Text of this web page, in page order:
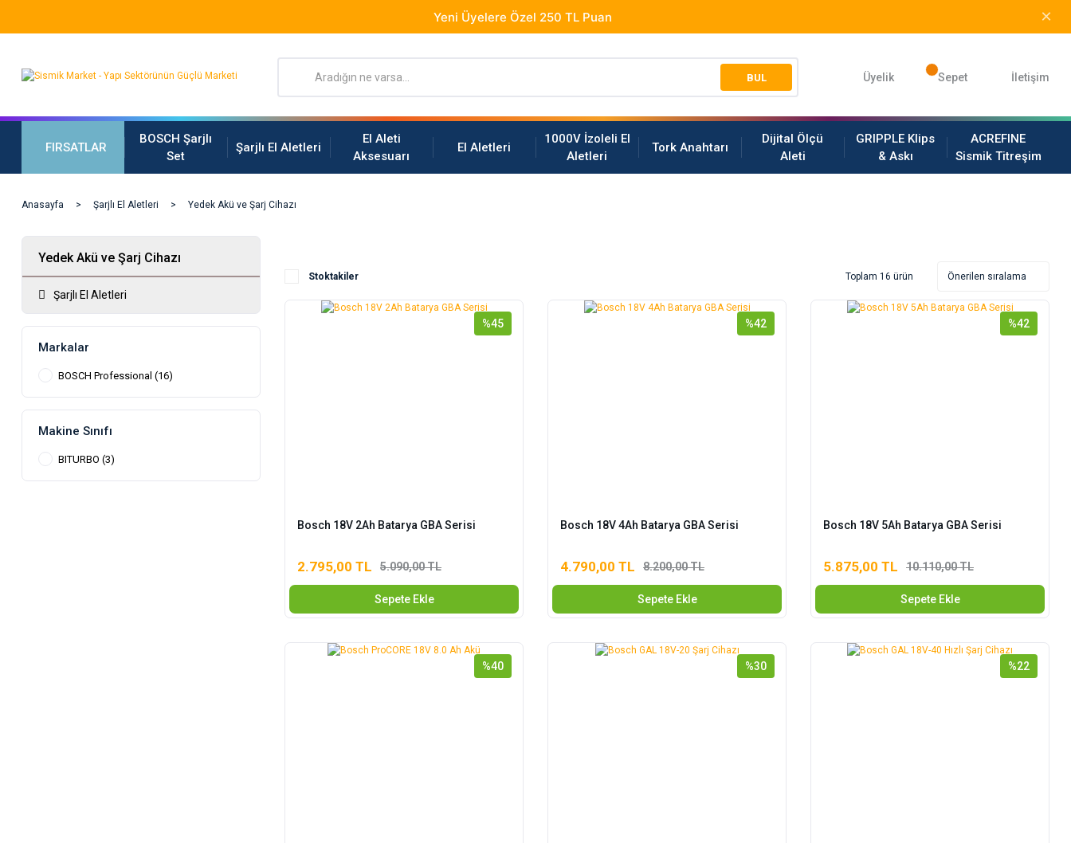
BUL Üyelik Sepet İletişim
FIRSATLAR
BOSCH Şarjlı
Set
Şarjlı El Aletleri
El Aleti
Aksesuarı
El Aletleri
1000V İzoleli El
Aletleri
Tork Anahtarı
Dijital Ölçü
Aleti
GRIPPLE Klips
& Askı
ACREFINE
Sismik Titreşim
Anasayfa Şarjlı El Aletleri Yedek Akü ve Şarj Cihazı
Yedek Akü ve Şarj Cihazı
Şarjlı El Aletleri
Markalar
BOSCH Professional (16)
Makine Sınıfı
BITURBO (3)
Stoktakiler Toplam 16 ürün
%45
Bosch 18V 2Ah Batarya GBA Serisi
2.795,00 TL 5.090,00 TL
Sepete Ekle
%42
Bosch 18V 4Ah Batarya GBA Serisi
4.790,00 TL 8.200,00 TL
Sepete Ekle
%42
Bosch 18V 5Ah Batarya GBA Serisi
5.875,00 TL 10.110,00 TL
Sepete Ekle
%40 %30 %22